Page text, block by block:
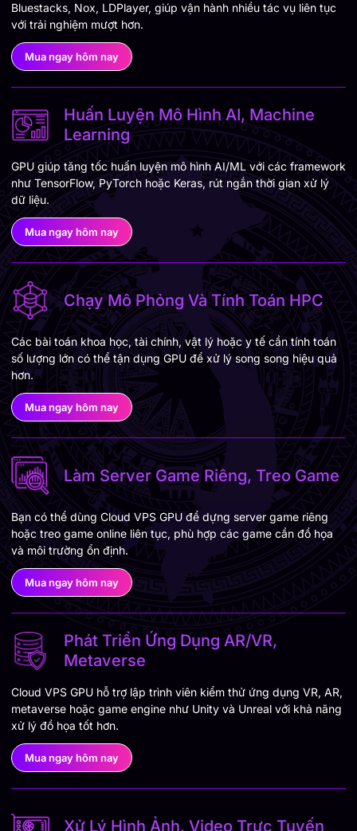
Bluestacks, Nox, LDPlayer, giúp vận hành nhiều tác vụ liên tục
với trải nghiệm mượt hơn.
Mua ngay hôm nay
Huấn Luyện Mô Hình AI, Machine
Learning
GPU giúp tăng tốc huấn luyện mô hình AI/ML với các framework
như TensorFlow, PyTorch hoặc Keras, rút ngắn thời gian xử lý
dữ liệu.
Mua ngay hôm nay
Chạy Mô Phỏng Và Tính Toán HPC
Các bài toán khoa học, tài chính, vật lý hoặc y tế cần tính toán
số lượng lớn có thể tận dụng GPU để xử lý song song hiệu quả
hơn.
Mua ngay hôm nay
Làm Server Game Riêng, Treo Game
Bạn có thể dùng Cloud VPS GPU để dựng server game riêng
hoặc treo game online liên tục, phù hợp các game cần đồ họa
và môi trường ổn định.
Mua ngay hôm nay
Phát Triển Ứng Dụng AR/VR,
Metaverse
Cloud VPS GPU hỗ trợ lập trình viên kiểm thử ứng dụng VR, AR,
metaverse hoặc game engine như Unity và Unreal với khả năng
xử lý đồ họa tốt hơn.
Mua ngay hôm nay
Xử Lý Hình Ảnh, Video Trực Tuyến